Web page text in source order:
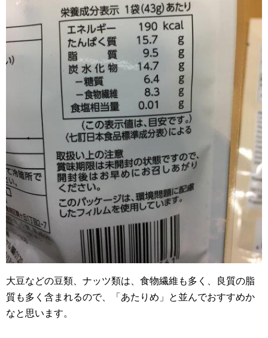
大豆などの豆類、ナッツ類は、食物繊維も多く、良質の脂
質も多く含まれるので、「あたりめ」と並んでおすすめか
なと思います。